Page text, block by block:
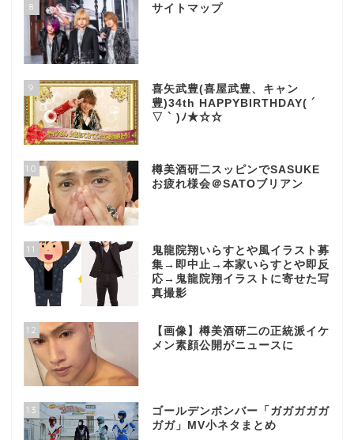
8 サイトマップ
9
喜矢武豊(喜屋武豊、キャン
豊)34th HAPPYBIRTHDAY( ´
▽ ` )ﾉ★☆☆
10
樽美酒研二スッピンでSASUKE
お疲れ様会＠SATOブリアン
11
鬼龍院翔いらすとや風イラスト募
集→即中止→本家いらすとや即反
応→鬼龍院翔イラストに寄せた写
真撮影
12
【画像】樽美酒研二の正統派イケ
メン素顔公開がニュースに
13
ゴールデンボンバー「ガガガガガ
ガガ」MV小ネタまとめ